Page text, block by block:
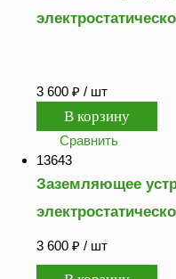
3 600 ₽ / шт
Сравнить
13643
Заземляющее
3 600 ₽ / шт